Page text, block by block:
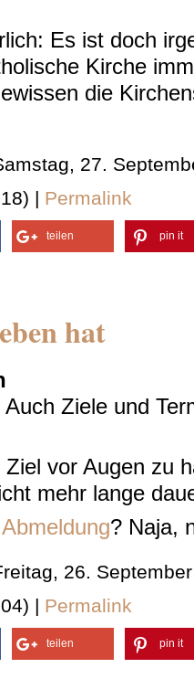
Es ist doch
Kirche
die
27.
| Permalink
teilen pin it
hat
Ziele und
vor Augen zu
mehr lange
Abmeldung? Naja,
26.
| Permalink
teilen pin it